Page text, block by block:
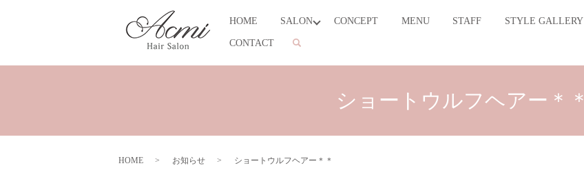
HOME SALON CONCEPT MENU STAFF STYLE GALLERY
CONTACT search
ショートウルフヘアー＊＊
HOME お知らせ ショートウルフヘアー＊＊